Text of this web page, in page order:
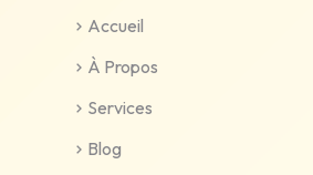
Accueil
À Propos
Services
Blog